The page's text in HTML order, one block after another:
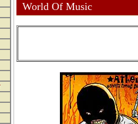
World Of Music